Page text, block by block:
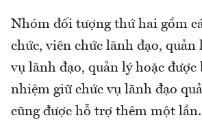
Nhóm đối tượng thứ hai gồm
chức, viên chức lãnh đạo,
vụ lãnh đạo, quản lý hoặc được
nhiệm giữ chức vụ lãnh đạo
cũng được hỗ trợ thêm một